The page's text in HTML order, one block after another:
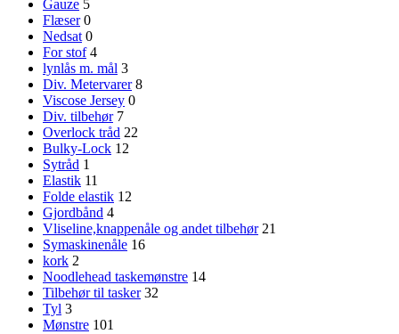
Gauze 5
Flæser 0
Nedsat 0
For stof 4
lynlås m. mål 3
Div. Metervarer 8
Viscose Jersey 0
Div. tilbehør 7
Overlock tråd 22
Bulky-Lock 12
Sytråd 1
Elastik 11
Folde elastik 12
Gjordbånd 4
Vliseline,knappenåle og andet tilbehør 21
Symaskinenåle 16
kork 2
Noodlehead taskemønstre 14
Tilbehør til tasker 32
Tyl 3
Mønstre 101